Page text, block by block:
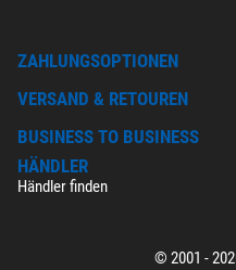
ZAHLUNGSOPTIONEN
VERSAND & RETOUREN
BUSINESS TO BUSINESS
HÄNDLER
Händler finden
© 2001 -